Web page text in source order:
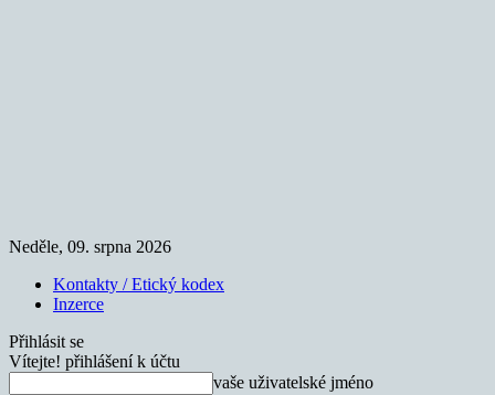
Neděle, 09. srpna 2026
Kontakty / Etický kodex
Inzerce
Přihlásit se
Vítejte! přihlášení k účtu
vaše uživatelské jméno